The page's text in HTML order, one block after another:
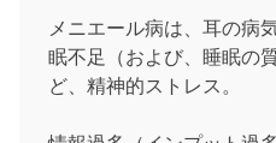
メニエール病は、耳の病
眠不足（および、睡眠の
ど、精神的ストレス。